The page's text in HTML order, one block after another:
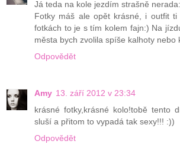
Já teda na kole jezdím strašně
Fotky máš ale opět krásné, i outfit
fotkách to je s tím kolem fajn:) Na
města bych zvolila spíše kalhoty nebo
Odpovědět
Amy 13. září 2012 v 23:34
krásné fotky,krásné kolo!tobě tento
sluší a přitom to vypadá tak sexy!!! :))
Odpovědět